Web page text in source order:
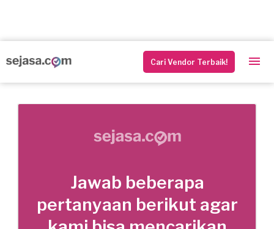
Cari Vendor Terbaik!
Jawab beberapa
pertanyaan berikut agar